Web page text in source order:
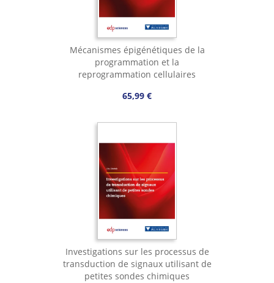
Mécanismes épigénétiques de la
programmation et la
reprogrammation cellulaires
65,99 €
Investigations sur les processus de
transduction de signaux utilisant de
petites sondes chimiques